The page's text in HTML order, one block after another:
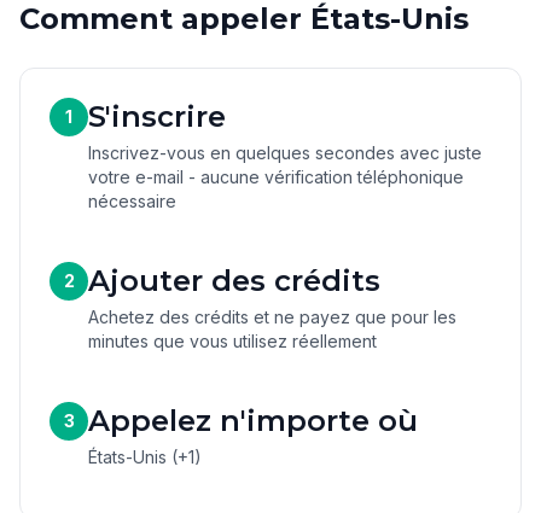
Comment appeler États-Unis
1 S'inscrire
Inscrivez-vous en quelques secondes avec juste
votre e-mail - aucune vérification téléphonique
nécessaire
2 Ajouter des crédits
Achetez des crédits et ne payez que pour les
minutes que vous utilisez réellement
3 Appelez n'importe où
États-Unis (+1)